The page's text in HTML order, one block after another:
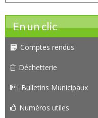
En un clic
Comptes rendus
Déchetterie
Bulletins Municipaux
Numéros utiles